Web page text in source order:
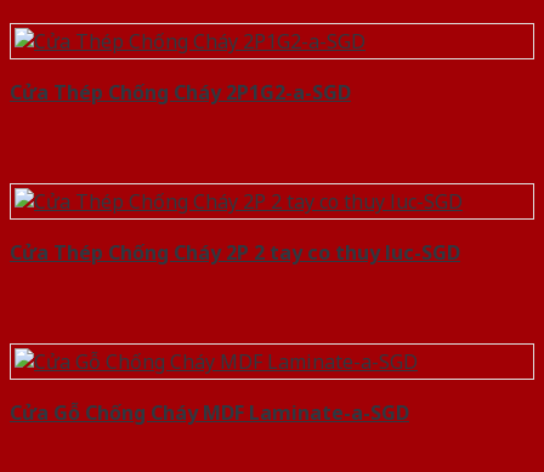
Cửa Thép Chống Cháy 2P1G2-a-SGD
Cửa Thép Chống Cháy 2P 2 tay co thuy luc-SGD
Cửa Gỗ Chống Cháy MDF Laminate-a-SGD